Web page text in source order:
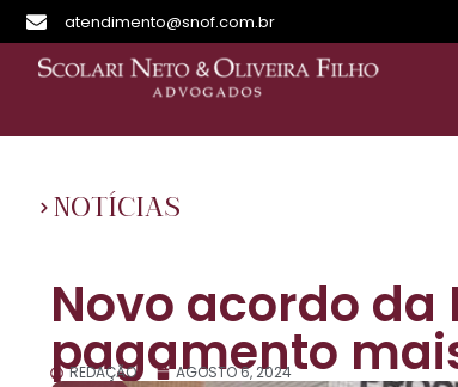
atendimento@snof.com.br
NOTÍCIAS
Novo acordo da
pagamento
REDAÇÃO AGOSTO 6, 2024